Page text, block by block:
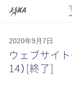
2020年9月7日
ウェブサイ
14）[終了]